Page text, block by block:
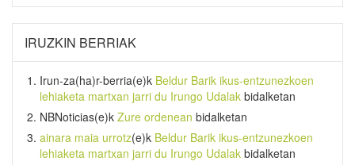
IRUZKIN BERRIAK
Irun-za(ha)r-berria(e)k Beldur Barik ikus-entzunezkoen
lehiaketa martxan jarri du Irungo Udalak bidalketan
NBNoticias(e)k Zure ordenean bidalketan
ainara maia urrotz(e)k Beldur Barik ikus-entzunezkoen
lehiaketa martxan jarri du Irungo Udalak bidalketan